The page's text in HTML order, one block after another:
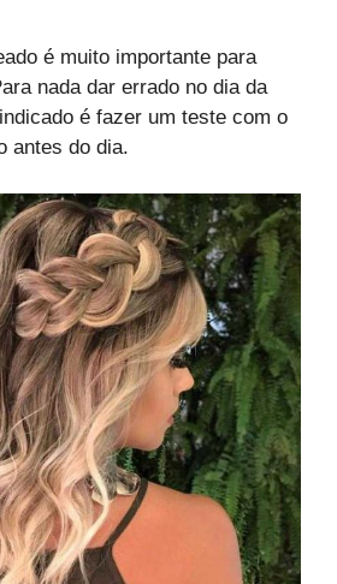
é muito importante para
nada dar errado no dia da
é fazer um teste com o
antes do dia.